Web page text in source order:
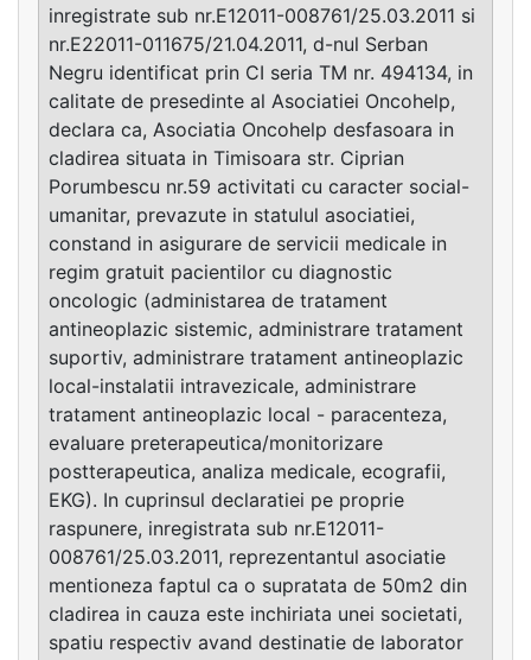
inregistrate sub nr.E12011-008761/25.03.2011 si
nr.E22011-011675/21.04.2011, d-nul Serban
Negru identificat prin CI seria TM nr. 494134, in
calitate de presedinte al Asociatiei Oncohelp,
declara ca, Asociatia Oncohelp desfasoara in
cladirea situata in Timisoara str. Ciprian
Porumbescu nr.59 activitati cu caracter social-
umanitar, prevazute in statulul asociatiei,
constand in asigurare de servicii medicale in
regim gratuit pacientilor cu diagnostic
oncologic (administarea de tratament
antineoplazic sistemic, administrare tratament
suportiv, administrare tratament antineoplazic
local-instalatii intravezicale, administrare
tratament antineoplazic local - paracenteza,
evaluare preterapeutica/monitorizare
postterapeutica, analiza medicale, ecografii,
EKG). In cuprinsul declaratiei pe proprie
raspunere, inregistrata sub nr.E12011-
008761/25.03.2011, reprezentantul asociatie
mentioneza faptul ca o supratata de 50m2 din
cladirea in cauza este inchiriata unei societati,
spatiu respectiv avand destinatie de laborator